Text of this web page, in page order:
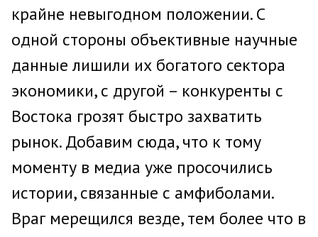
крайне невыгодном положении. С
одной стороны объективные научные
данные лишили их богатого сектора
экономики, с другой – конкуренты с
Востока грозят быстро захватить
рынок. Добавим сюда, что к тому
моменту в медиа уже просочились
истории, связанные с амфиболами.
Враг мерещился везде, тем более что в